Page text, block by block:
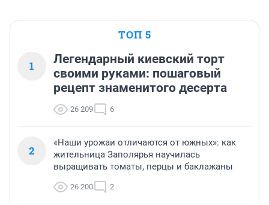
ТОП 5
1
Легендарный киевский торт
своими руками: пошаговый
рецепт знаменитого десерта
26 209 6
2
«Наши урожаи отличаются от южных»: как
жительница Заполярья научилась
выращивать томаты, перцы и баклажаны
26 200 2